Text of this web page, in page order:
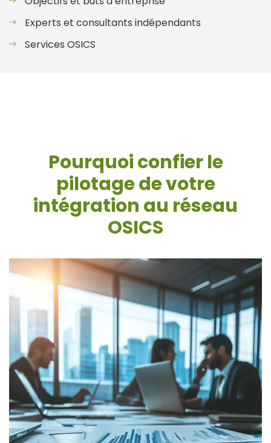
Experts et consultants indépendants
Services OSICS
Pourquoi confier le
pilotage de votre
intégration au réseau
OSICS